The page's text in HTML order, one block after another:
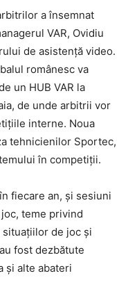
a însemnat
VAR, Ovidiu
de asistență video.
românesc va
un HUB VAR la
de unde arbitrii vor
interne. Noua
tehnicienilor Sportec,
în competiții.
fiecare an, și sesiuni
teme privind
de joc și
fost dezbătute
și alte abateri